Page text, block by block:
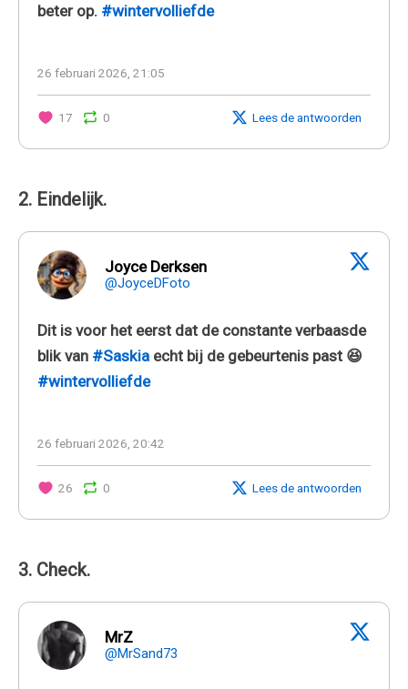
beter op. #wintervolliefde
26 februari 2026, 21:05
17 0 Lees de antwoorden
2. Eindelijk.
Joyce Derksen
@JoyceDFoto
Dit is voor het eerst dat de constante verbaasde
blik van #Saskia echt bij de gebeurtenis past 😆
#wintervolliefde
26 februari 2026, 20:42
26 0 Lees de antwoorden
3. Check.
MrZ
@MrSand73